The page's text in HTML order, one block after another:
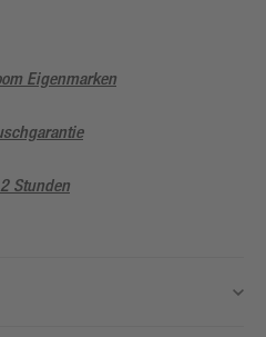
Eigenmarken
Stunden